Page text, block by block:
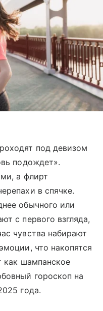
под девизом
подождет».
а флирт
в спячке.
обычного или
с первого взгляда,
чувства набирают
что накопятся
как шампанское
гороскоп на
года.